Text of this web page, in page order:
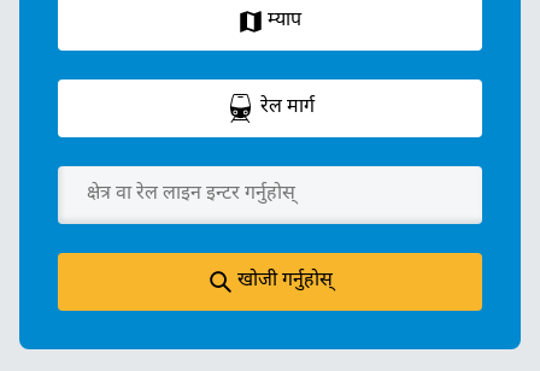
म्याप
रेल मार्ग
खोजी गर्नुहोस्